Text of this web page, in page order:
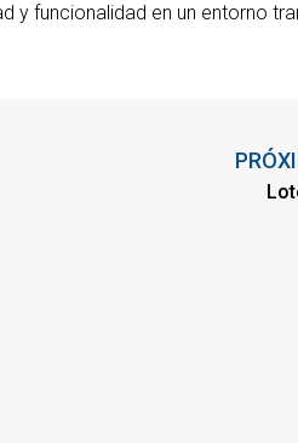
y funcionalidad en un entorno